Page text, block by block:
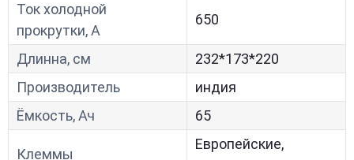
Ток холодной
прокрутки, A
650
Длинна, см
232*173*220
Производитель
индия
Ёмкость, Ач
65
Клеммы
Европейские,